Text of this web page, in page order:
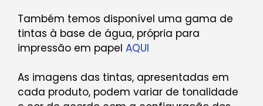
Também temos disponível uma gama de
tintas à base de água, própria para
impressão em papel AQUI
As imagens das tintas, apresentadas em
cada produto, podem variar de tonalidade